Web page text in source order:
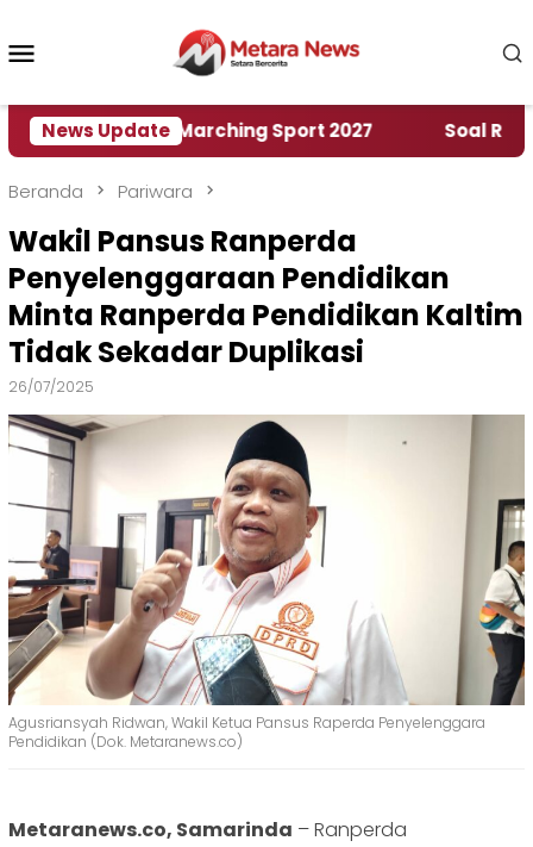
konten
News Update
World Marching Sport 2027 ‎Soal Rencana
Beranda Pariwara
Wakil Pansus Ranperda
Penyelenggaraan Pendidikan
Minta Ranperda Pendidikan Kaltim
Tidak Sekadar Duplikasi
26/07/2025
Agusriansyah Ridwan, Wakil Ketua Pansus Raperda Penyelenggara
Pendidikan (Dok. Metaranews.co)
Metaranews.co, Samarinda – Ranperda